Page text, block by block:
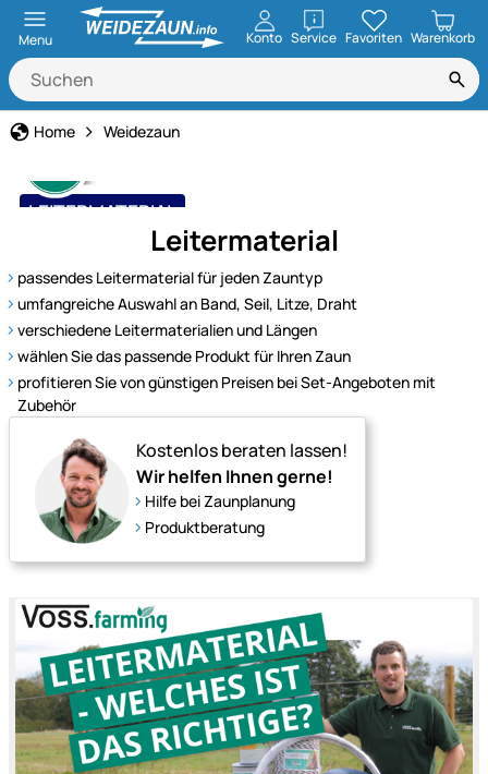
Menu Konto ServiceöffnenFavoriten Warenkorb
Home Weidezaun
LEITERMATERIAL
für jeden ZauntypLeitermaterial
passendes Leitermaterial für jeden Zauntyp
umfangreiche Auswahl an Band, Seil, Litze, Draht
verschiedene Leitermaterialien und Längen
wählen Sie das passende Produkt für Ihren Zaun
profitieren Sie von günstigen Preisen bei Set-Angeboten mit
Zubehör
Kostenlos beraten lassen!
Wir helfen Ihnen gerne!
Hilfe bei Zaunplanung
Produktberatung